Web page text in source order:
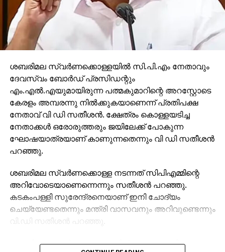
ശബരിമല സ്വര്‍ണക്കൊള്ളയില്‍ സി.പി.എം നേതാവും
ദേവസ്വം ബോര്‍ഡ് പ്രസിഡന്റും
എം.എല്‍.എയുമായിരുന്ന പത്മകുമാറിന്റെ അറസ്റ്റോടെ
കേരളം അമ്പരന്നു നില്‍ക്കുകയാണെന്ന് പ്രതിപക്ഷ
നേതാവ് വി ഡി സതീശന്‍. ക്ഷേത്രം കൊള്ളയടിച്ച
നേതാക്കള്‍ ഒരോരുത്തരും ജയിലേക്ക് പോകുന്ന
ഘോഷയാത്രയാണ് കാണുന്നതെന്നും വി ഡി സതീശന്‍
പറഞ്ഞു.
ശബരിമല സ്വര്‍ണക്കൊള്ള നടന്നത് സിപിഎമ്മിന്റെ
അറിവോടെയാണെന്നെന്നും സതീശന്‍ പറഞ്ഞു.
കടകംപള്ളി സുരേന്ദ്രനെയാണ് ഇനി ചോദ്യം
ചെയ്യേണ്ടതെന്നും മന്ത്രി വാസവനും അറിവുണ്ടെന്നും
വി.ഡി സതീശന്‍ പറഞ്ഞു.
ശബരിമല സ്വര്‍ണക്കൊള്ളയില്‍ മുഖ്യമന്ത്രി